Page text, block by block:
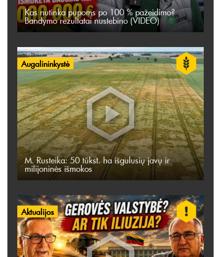
Kas nutinka pupoms po 100 % pažeidimo?
Bandymo rezultatai nustebino (VIDEO)
Augalininkystė
M. Rusteika: 50 tūkst. ha išgulusių javų ir
milijoninės išmokos
Aktualijos